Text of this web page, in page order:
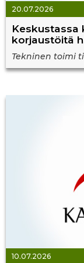
20.07.2026
korjaustöitä
Tekninen toimi
10.07.2026